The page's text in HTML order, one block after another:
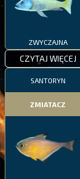
ZWYCZAJNA
CZYTAJ WIĘCEJ
SANTORYN
ZMIATACZ